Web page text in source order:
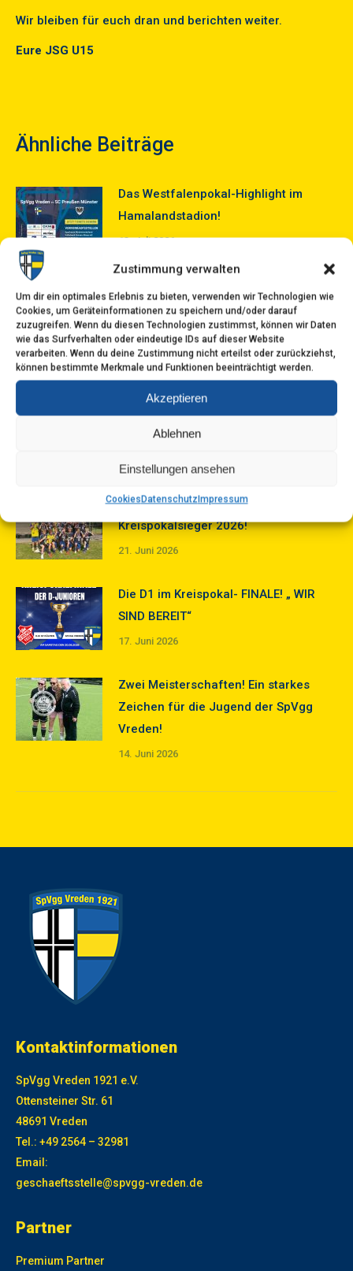
Zustimmung verwalten
Um dir ein optimales Erlebnis zu bieten, verwenden wir Technologien wie
Cookies, um Geräteinformationen zu speichern und/oder darauf
zuzugreifen. Wenn du diesen Technologien zustimmst, können wir Daten
wie das Surfverhalten oder eindeutige IDs auf dieser Website
verarbeiten. Wenn du deine Zustimmung nicht erteilst oder zurückziehst,
können bestimmte Merkmale und Funktionen beeinträchtigt werden.
Akzeptieren
Ablehnen
Einstellungen ansehen
CookiesDatenschutzImpressum
Wir bleiben für euch dran und berichten weiter.
Eure JSG U15
Ähnliche Beiträge
Das Westfalenpokal-Highlight im
Hamalandstadion!
13. Juli 2026
Festtag für den Jugendfußball im
Hamalandstadion!
5. Juli 2026
Saisonabschluss der D1: Ein heißes
Wochenende voller Teamgeist, Spaß
und internationaler Fußballluft!
29. Juni 2026
Die D1 schreibt Geschichte!
Kreispokalsieger 2026!
21. Juni 2026
Die D1 im Kreispokal- FINALE! „ WIR
SIND BEREIT“
17. Juni 2026
Zwei Meisterschaften! Ein starkes
Zeichen für die Jugend der SpVgg
Vreden!
14. Juni 2026
Kontaktinformationen
SpVgg Vreden 1921 e.V.
Ottensteiner Str. 61
48691 Vreden
Tel.: +49 2564 – 32981
Email:
geschaeftsstelle@spvgg-vreden.de
Partner
Premium Partner